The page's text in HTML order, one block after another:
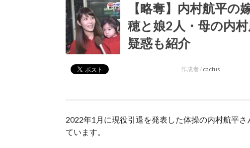
【略奪】内村航平
穂と娘2人・母の内
疑惑も紹介
作成者 / cactus
2022年1月に現役引退を発表した体操の内村航平
ています。